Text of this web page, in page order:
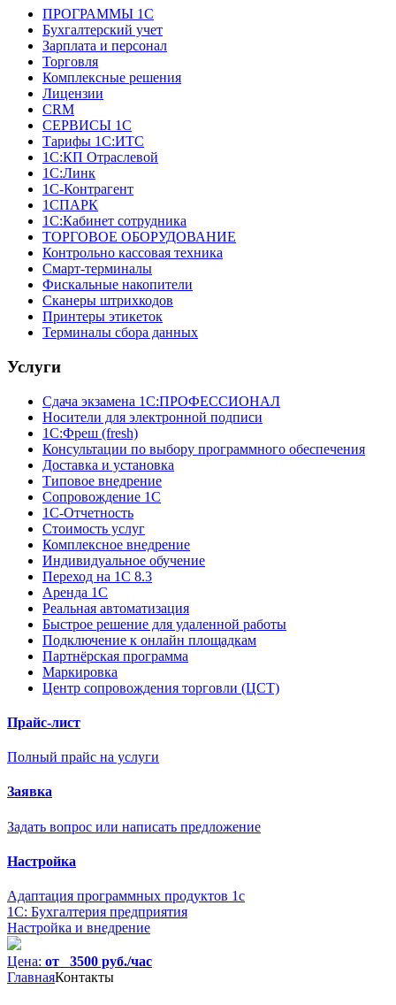
ПРОГРАММЫ 1С
Бухгалтерский учет
Зарплата и персонал
Торговля
Комплексные решения
Лицензии
CRM
СЕРВИСЫ 1С
Тарифы 1С:ИТС
1С:КП Отраслевой
1С:Линк
1С-Контрагент
1СПАРК
1С:Кабинет сотрудника
ТОРГОВОЕ ОБОРУДОВАНИЕ
Контрольно кассовая техника
Смарт-терминалы
Фискальные накопители
Сканеры штрихкодов
Принтеры этикеток
Терминалы сбора данных
Услуги
Сдача экзамена 1С:ПРОФЕССИОНАЛ
Носители для электронной подписи
1С:Фреш (fresh)
Консультации по выбору программного обеспечения
Доставка и установка
Типовое внедрение
Сопровождение 1С
1С-Отчетность
Стоимость услуг
Комплексное внедрение
Индивидуальное обучение
Переход на 1С 8.3
Аренда 1С
Реальная автоматизация
Быстрое решение для удаленной работы
Подключение к онлайн площадкам
Партнёрская программа
Маркировка
Центр сопровождения торговли (ЦСТ)
Прайс-лист
Полный прайс на услуги
Заявка
Задать вопрос или написать предложение
Настройка
Адаптация программных продуктов 1с
1С: Бухгалтерия предприятия
Настройка и внедрение
Цена: от 3500 руб./час
ГлавнаяКонтакты